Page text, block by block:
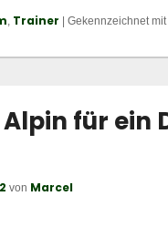
, Trainer Gekennzeichnet mit
für ein
von Marcel